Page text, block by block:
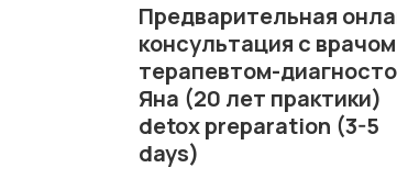
Предварительная
консультация с врачом
терапевтом-
Яна (20 лет практики)
detox preparation (3-5
days)